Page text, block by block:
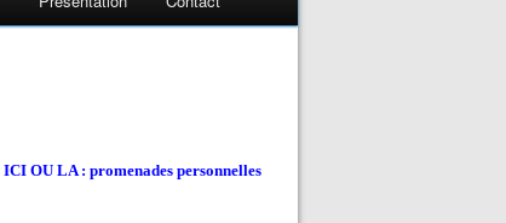
ICI OU LA : promenades personnelles